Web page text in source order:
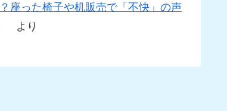
座った椅子や机販売で「不快」の声
より